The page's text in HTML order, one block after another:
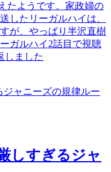
たようです。家政婦の
したリーガルハイは、
が、やっぱり半沢直樹
ガルハイ2話目で視聴
しました
しすぎるジャ